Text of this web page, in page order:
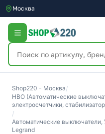
Москва
Shop220 - Москва/
НВО (Автоматические
электросчетчики,
/
Автоматические выключатели,
Legrand